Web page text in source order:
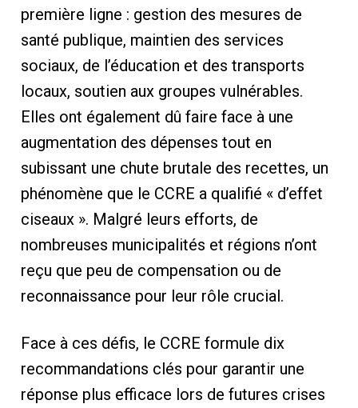
première ligne : gestion des mesures de
santé publique, maintien des services
sociaux, de l’éducation et des transports
locaux, soutien aux groupes vulnérables.
Elles ont également dû faire face à une
augmentation des dépenses tout en
subissant une chute brutale des recettes, un
phénomène que le CCRE a qualifié « d’effet
ciseaux ». Malgré leurs efforts, de
nombreuses municipalités et régions n’ont
reçu que peu de compensation ou de
reconnaissance pour leur rôle crucial.
Face à ces défis, le CCRE formule dix
recommandations clés pour garantir une
réponse plus efficace lors de futures crises